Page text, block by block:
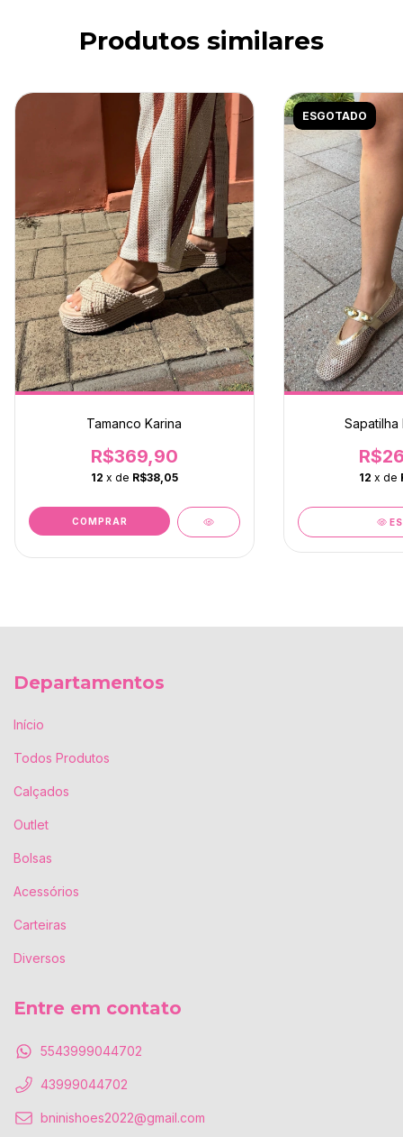
Produtos similares
Tamanco Karina
R$369,90
12 x de R$38,05
COMPRAR
ESGOTADO
Sapatilha
12 x de
Departamentos
Início
Todos Produtos
Calçados
Outlet
Bolsas
Acessórios
Carteiras
Diversos
Entre em contato
5543999044702
43999044702
bninishoes2022@gmail.com